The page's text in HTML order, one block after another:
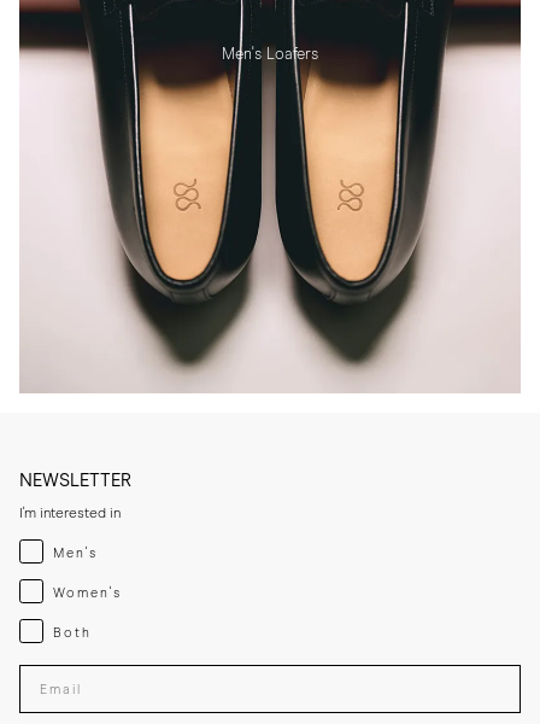
Men's Loafers
NEWSLETTER
I'm interested in
Menswear
Men's
Womenswear
Women's
Both
Both
Enter your email adress